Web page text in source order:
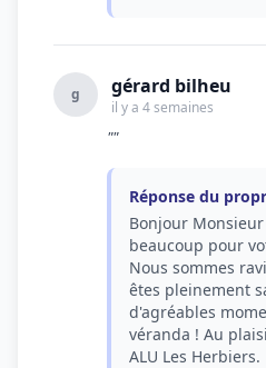
g gérard bilheu
il y a 4 semaines
""
Réponse du
Bonjour
beaucoup pour
Nous sommes
êtes pleinement
d'agréables
véranda ! Au
ALU Les Herbiers.